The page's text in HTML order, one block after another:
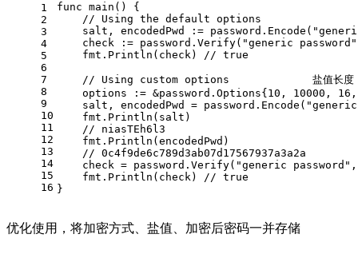
1
2
3
4
5
6
7
8
9
10
11
12
13
14
15
16
func main ()
{
// Using the default options
    salt, encodedPwd := password.Encode(
    check := password.Verify(
"generic password"
    fmt.Println(check)
// true
// Using
    options := &password.Options{
10 , 10000 , 16
    salt, encodedPwd = password.Encode(
    fmt.Println(salt)
// niasTEh6l3
    fmt.Println(encodedPwd)
// 0c4f9de6c789d3ab07d17567937a3a2a
    check = password.Verify(
"generic password"
    fmt.Println(check)
// true
}
优化使用，将加密方式、盐值、加密后密码一并存储